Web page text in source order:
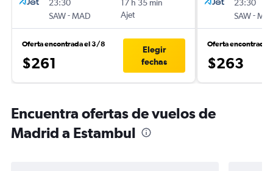
23:30
SAW-MAD
17 h 35 min
Ajet
Oferta encontrada el 3/8
$261
Elegir
fechas
23:30
SAW-
Oferta encontrada
$263
Encuentra ofertas de vuelos de
Madrid a Estambul